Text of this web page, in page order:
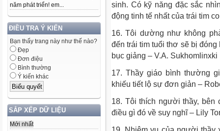
năm phát triển! em...
ĐIỀU TRA Ý KIẾN
Bạn thấy trang này như thế nào?
Đẹp
Đơn điệu
Bình thường
Ý kiến khác
SẮP XẾP DỮ LIỆU
Mới nhất
sinh. Có kỹ năng đặc sắc
động tinh tế nhất của trái tim
16. Tôi dường như không
đến trái tim tuổi thơ sẽ bị
bục giảng – V.A. Sukhomlinxki
17. Thầy giáo bình thường
khiếu tiết lộ sự đơn giản –
18. Tôi thích người thầy, bên
điều gì đó về suy nghĩ – Lily